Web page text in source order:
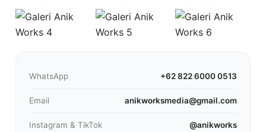
WhatsApp +62 822 6000 0513
Email anikworksmedia@gmail.com
Instagram & TikTok @anikworks